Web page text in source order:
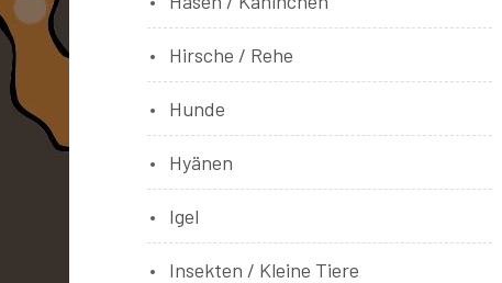
Hirsche / Rehe
Hunde
Hyänen
Igel
Insekten / Kleine Tiere